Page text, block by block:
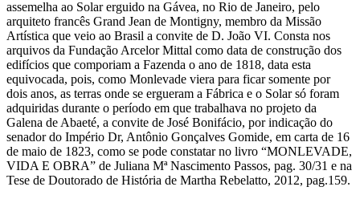
assemelha ao Solar erguido na Gávea, no Rio de Janeiro, pelo
arquiteto francês Grand Jean de Montigny, membro da Missão
Artística que veio ao Brasil a convite de D. João VI. Consta nos
arquivos da Fundação Arcelor Mittal como data de construção dos
edifícios que comporiam a Fazenda o ano de 1818, data esta
equivocada, pois, como Monlevade viera para ficar somente por
dois anos, as terras onde se ergueram a Fábrica e o Solar só foram
adquiridas durante o período em que trabalhava no projeto da
Galena de Abaeté, a convite de José Bonifácio, por indicação do
senador do Império Dr, Antônio Gonçalves Gomide, em carta de 16
de maio de 1823, como se pode constatar no livro “MONLEVADE,
VIDA E OBRA” de Juliana Mª Nascimento Passos, pag. 30/31 e na
Tese de Doutorado de História de Martha Rebelatto, 2012, pag.159.